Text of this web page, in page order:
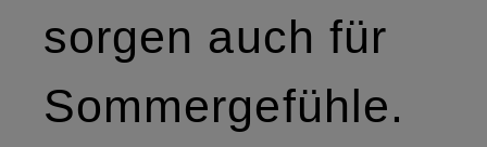
sorgen auch für
Sommergefühle.